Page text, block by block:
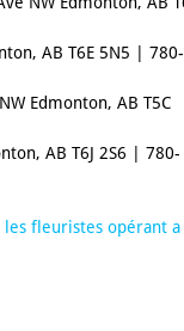
AB T6E 5N5 | 780-
Edmonton, AB T5C
AB T6J 2S6 | 780-
fleuristes opérant a